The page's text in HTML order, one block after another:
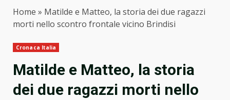
Home » Matilde e Matteo, la storia dei due ragazzi
morti nello scontro frontale vicino Brindisi
Cronaca Italia
Matilde e Matteo, la storia
dei due ragazzi morti nello